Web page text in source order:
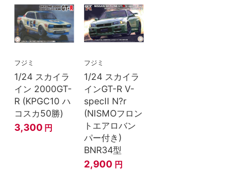
フジミ
1/24 スカイラ
イン 2000GT-
R (KPGC10 ハ
コスカ50勝)
3,300 円
フジミ
1/24 スカイラ
インGT-R V-
specII N?r
(NISMOフロン
トエアロバン
パー付き)
BNR34型
2,900 円